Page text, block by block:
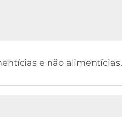
e não alimentícias.